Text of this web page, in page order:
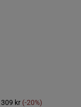
309 kr (-20%)